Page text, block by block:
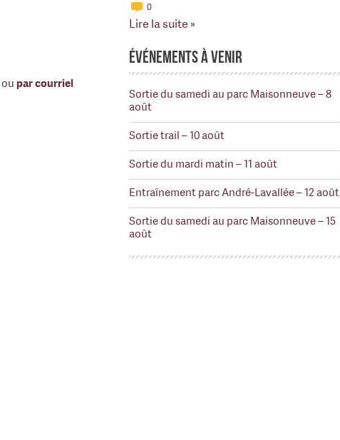
0
Lire la suite »
Événements à venir
Sortie du samedi au parc Maisonneuve – 8
août
Sortie trail – 10 août
Sortie du mardi matin – 11 août
Entraînement parc André-Lavallée – 12 août
Sortie du samedi au parc Maisonneuve – 15
août
ou par courriel